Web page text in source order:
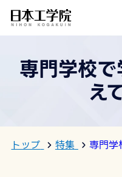
専門学校
え
トップ 特集 専門学